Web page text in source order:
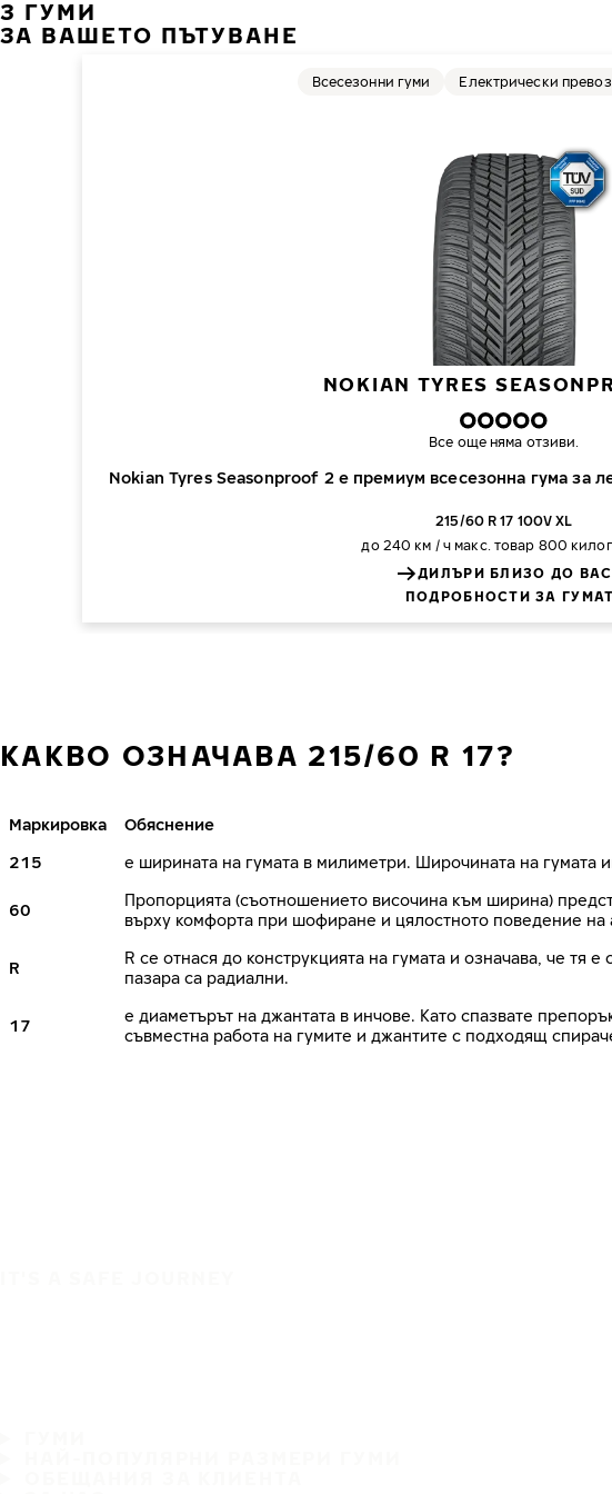
3 ГУМИ
ЗА ВАШЕТО ПЪТУВАНЕ
NOKIAN TYRES
Nokian Tyres Seasonproof 2 е премиум всесезонна гума за
Всесезонни гуми Електрически
Все още няма отзиви.
215/60 R 17 100V XL
до 240 км / ч макс. товар 800
ДИЛЪРИ БЛИЗО ДО ВАС
ПОДРОБНОСТИ ЗА
КАКВО ОЗНАЧАВА 215/60 R 17?
Маркировка
Обяснение
215
е ширината на гумата в милиметри. Широчината на гумата
60
Пропорцията (съотношението височина към ширина)
върху комфорта при шофиране и цялостното поведение на
R
R се отнася до конструкцията на гумата и означава, че тя
пазара са радиални.
17
е диаметърът на джантата в инчове. Като спазвате
съвместна работа на гумите и джантите с подходящ